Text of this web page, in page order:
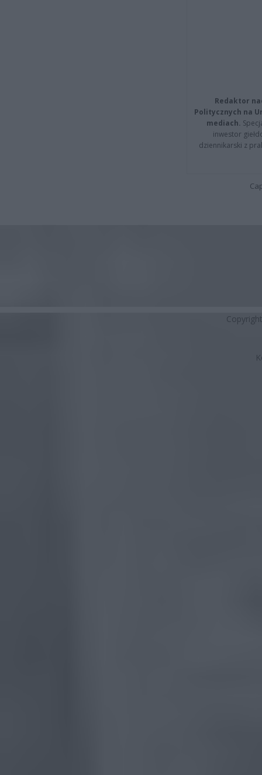
Redaktor
Politycznych na
mediach.
inwestor
dziennikarski z